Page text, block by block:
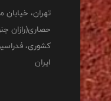
تهران، خیابان
حصاری(رازان
کشوری،
ایران